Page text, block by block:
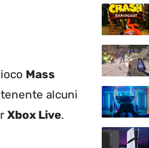
Mass
alcuni
Xbox Live.